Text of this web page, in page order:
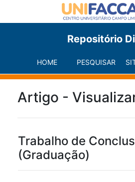
Repositório
HOME PESQUISAR
Artigo -
Trabalho de
(Graduação)